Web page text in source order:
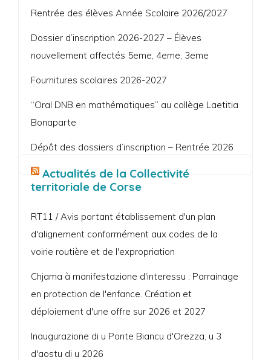
Rentrée des élèves Année Scolaire 2026/2027
Dossier d’inscription 2026-2027 – Élèves
nouvellement affectés 5eme, 4eme, 3eme
Fournitures scolaires 2026-2027
“Oral DNB en mathématiques” au collège Laetitia
Bonaparte
Dépôt des dossiers d’inscription – Rentrée 2026
Actualités de la Collectivité
territoriale de Corse
RT11 / Avis portant établissement d'un plan
d'alignement conformément aux codes de la
voirie routière et de l'expropriation
Chjama à manifestazione d'interessu : Parrainage
en protection de l'enfance. Création et
déploiement d'une offre sur 2026 et 2027
Inaugurazione di u Ponte Biancu d'Orezza, u 3
d'aostu di u 2026